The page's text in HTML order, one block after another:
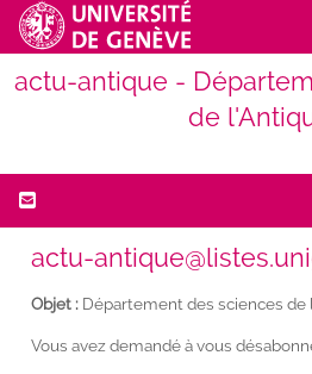
actu-antique -
de
actu-
Objet : Département des sciences de
Vous avez demandé à vous